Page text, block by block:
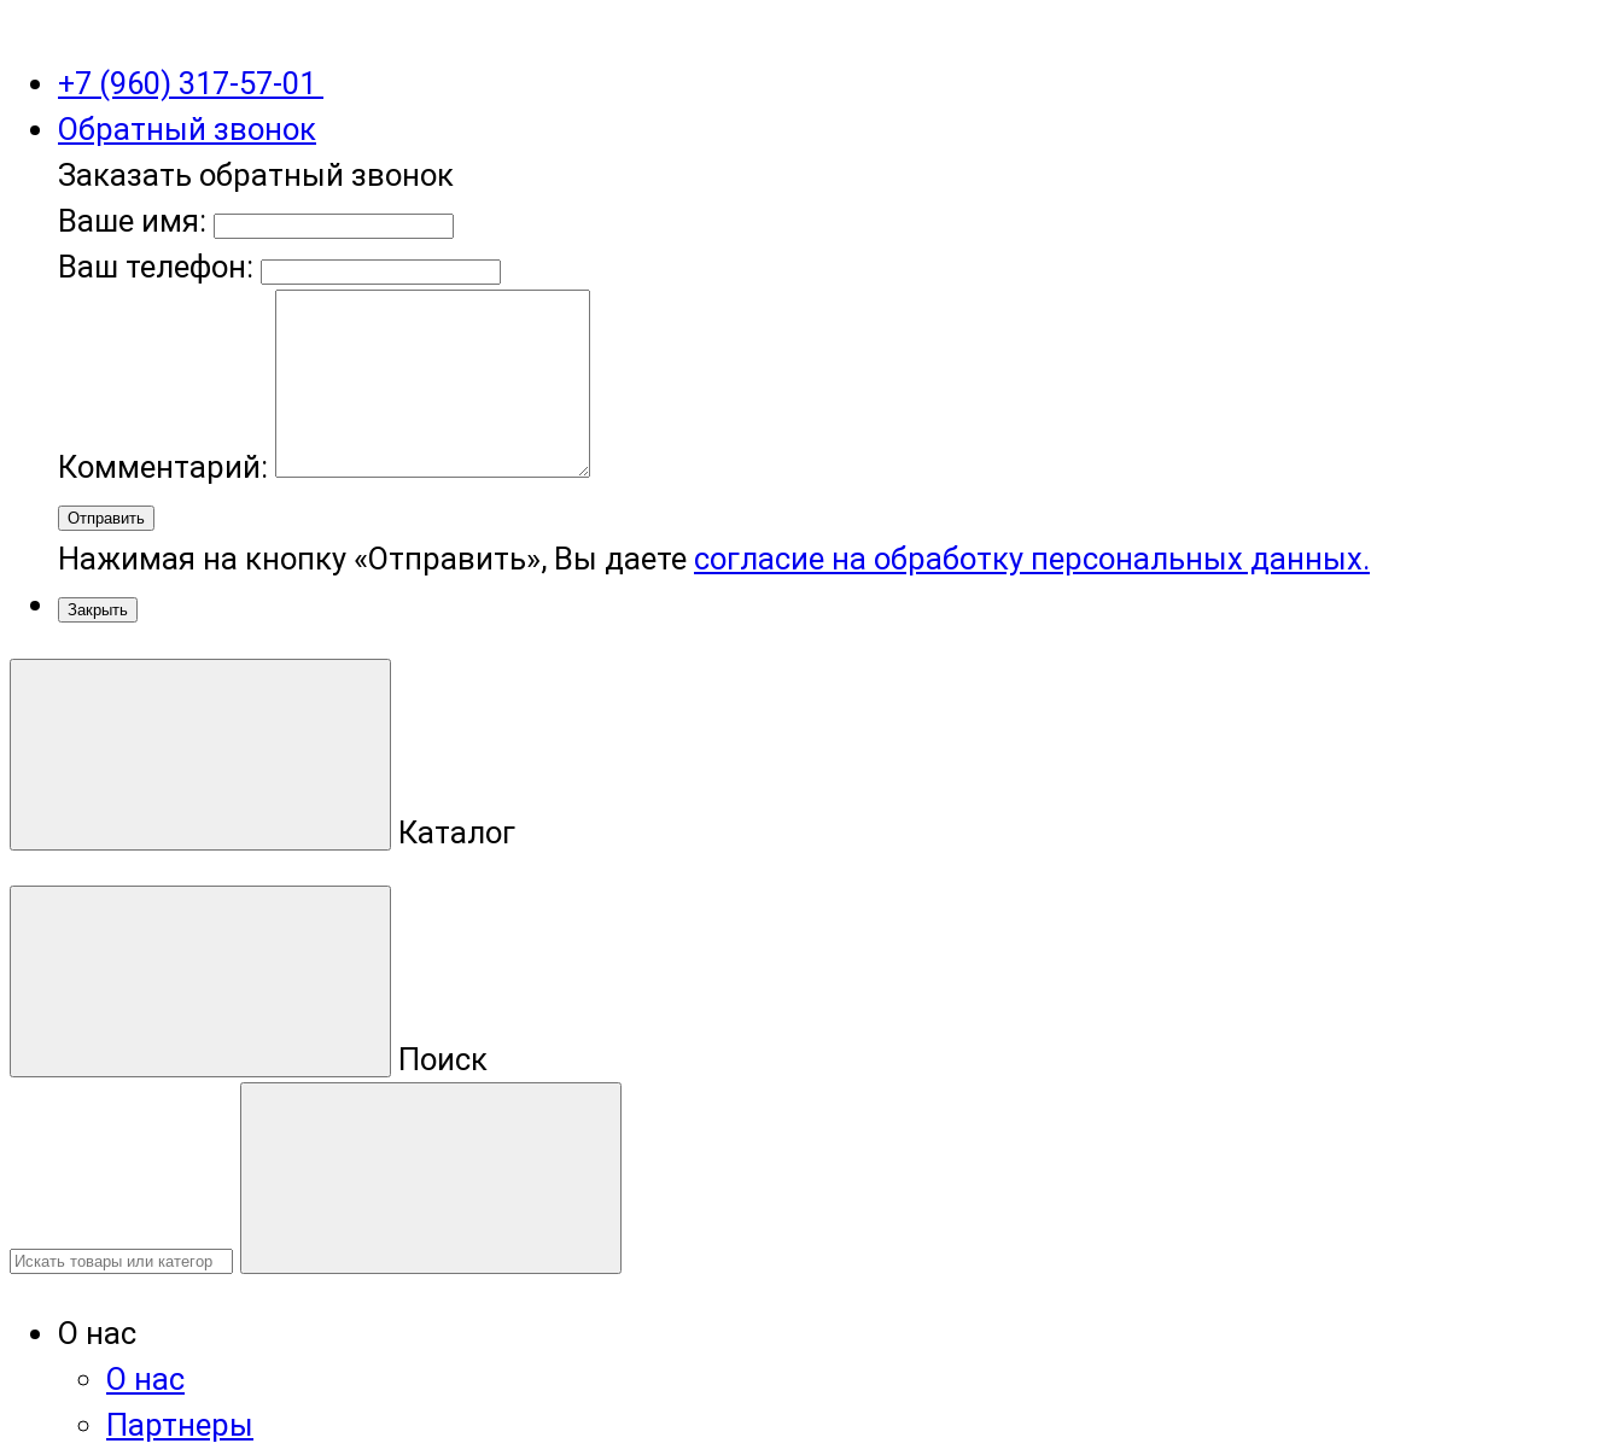
+7 (960) 317-57-01
Обратный звонок
Заказать обратный звонок
Ваше имя:
Ваш телефон:
Комментарий:
Отправить
Нажимая на кнопку «Отправить», Вы даете согласие на обработку персональных данных.
Закрыть
Каталог
Поиск
О нас
О нас
Партнеры